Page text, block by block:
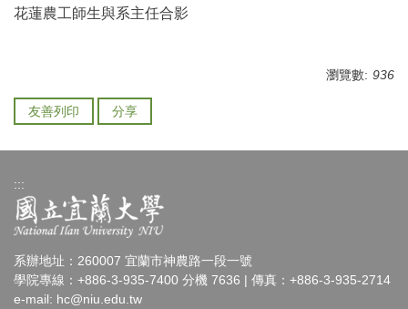
花蓮農工師生與系主任合影
瀏覽數: 936
友善列印 分享
:::
系辦地址：260007 宜蘭市神農路一段一號
學院專線：+886-3-935-7400 分機 7636 | 傳真：+886-3-935-2714
e-mail: hc@niu.edu.tw